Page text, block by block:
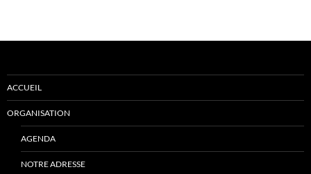
ACCUEIL
ORGANISATION
AGENDA
NOTRE ADRESSE